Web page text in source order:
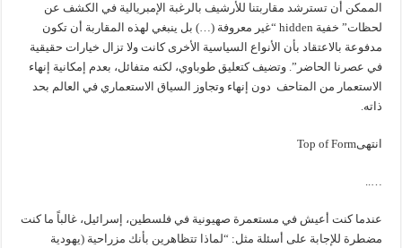
الممكن أن تسترشد مقاربتنا للأرشيف بالرغبة الإمبريالية في الكشف عن
لحظات” خفية hidden “غير معروفة (…) بل ينبغي لهذه المقاربة أن تكون
مدفوعة بالاعتقاد بأن الأنواع السياسية الأخرى كانت ولا تزال خيارات حقيقية
في عصرنا الحاضر”. وتضيف كتعليق طوباوي، لكنه متفائل، بعدم إمكانية إنهاء
الاستعمار من المتاحف دون إنهاء وتجاوز السياق الاستعماري في العالم بحد
ذاته.
انتهىTop of Form
…..
عندما كنت أعيش في مستعمرة صهيونية في فلسطين، إسرائيل، غالباً ما كنت
مضطرة للإجابة على أسئلة مثل: “لماذا تتظاهرين بأنك مزراحية (يهودية